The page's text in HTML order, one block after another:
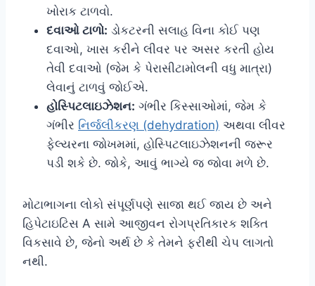
ખોરાક ટાળવો.
દવાઓ ટાળો: ડોકટરની સલાહ વિના કોઈ પણ
દવાઓ, ખાસ કરીને લીવર પર અસર કરતી હોય
તેવી દવાઓ (જેમ કે પેરાસીટામોલની વધુ માત્રા)
લેવાનું ટાળવું જોઈએ.
હોસ્પિટલાઇઝેશન: ગંભીર કિસ્સાઓમાં, જેમ કે
ગંભીર નિર્જલીકરણ (dehydration) અથવા લીવર
ફેલ્યરના જોખમમાં, હોસ્પિટલાઇઝેશનની જરૂર
પડી શકે છે. જોકે, આવું ભાગ્યે જ જોવા મળે છે.
મોટાભાગના લોકો સંપૂર્ણપણે સાજા થઈ જાય છે અને
હિપેટાઇટિસ A સામે આજીવન રોગપ્રતિકારક શક્તિ
વિકસાવે છે, જેનો અર્થ છે કે તેમને ફરીથી ચેપ લાગતો
નથી.